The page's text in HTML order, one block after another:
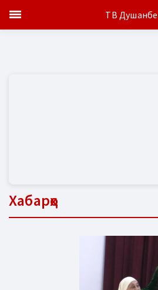
Хабарҳо
ТВ Душанбе